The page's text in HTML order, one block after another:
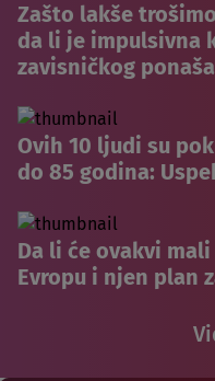
Zašto lakše
da li je impulsivna
zavisničkog
Ovih 10 ljudi su
do 85 godina:
Da li će ovakvi
Evropu i njen plan